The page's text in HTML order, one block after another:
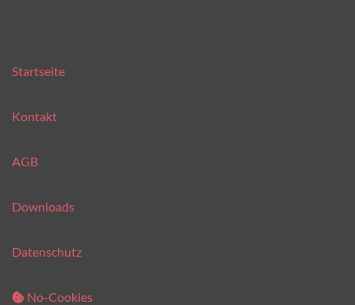
Startseite
Kontakt
AGB
Downloads
Datenschutz
No-Cookies